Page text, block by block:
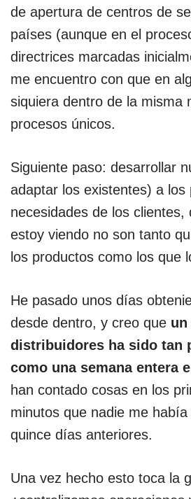
de apertura de centros de
países (aunque en el
directrices marcadas
me encuentro con que en
siquiera dentro de la misma
procesos únicos.
Siguiente paso: desarrollar
adaptar los existentes) a los
necesidades de los clientes,
estoy viendo no son tanto
los productos como los que
He pasado unos días
desde dentro, y creo que un
distribuidores ha sido tan
como una semana entera
han contado cosas en los
minutos que nadie me
quince días anteriores.
Una vez hecho esto toca la